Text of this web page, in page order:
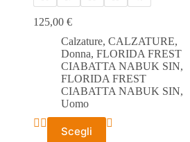
125,00 €
Calzature, CALZATURE,
Donna, FLORIDA FREST
CIABATTA NABUK SIN,
FLORIDA FREST
CIABATTA NABUK SIN,
Uomo
Scegli
Questo
prodotto